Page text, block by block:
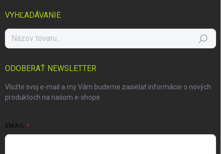
VYHĽADÁVANIE
Hľadať
ODOBERAŤ NEWSLETTER
Vložte svoj e-mail a my Vám budeme zasielať informácie o nových
produktoch na našom e-shope.
EMAIL